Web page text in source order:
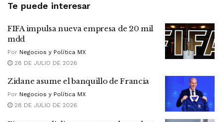
Te puede interesar
FIFA impulsa nueva empresa de 20 mil
mdd
Por Negocios y Política MX
28 DE JULIO DE 2026
Zidane asume el banquillo de Francia
Por Negocios y Política MX
28 DE JULIO DE 2026